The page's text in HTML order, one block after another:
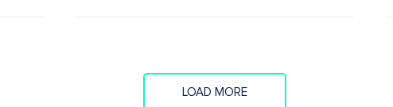
LOAD MORE